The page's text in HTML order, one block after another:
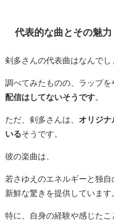
代表的な曲とその魅力
剣多さんの代表曲はなんでし
調べてみたものの、ラップを
配信はしてないそうです
ただ、剣多さんは、 オリジナ
いるそうです。
彼の楽曲は、
若さゆえのエネルギーと独
新鮮な驚きを提供しています
特に、自身の経験や感じた